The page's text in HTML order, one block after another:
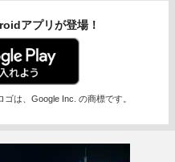
アプリが登場！
は、Google Inc. の商標です。